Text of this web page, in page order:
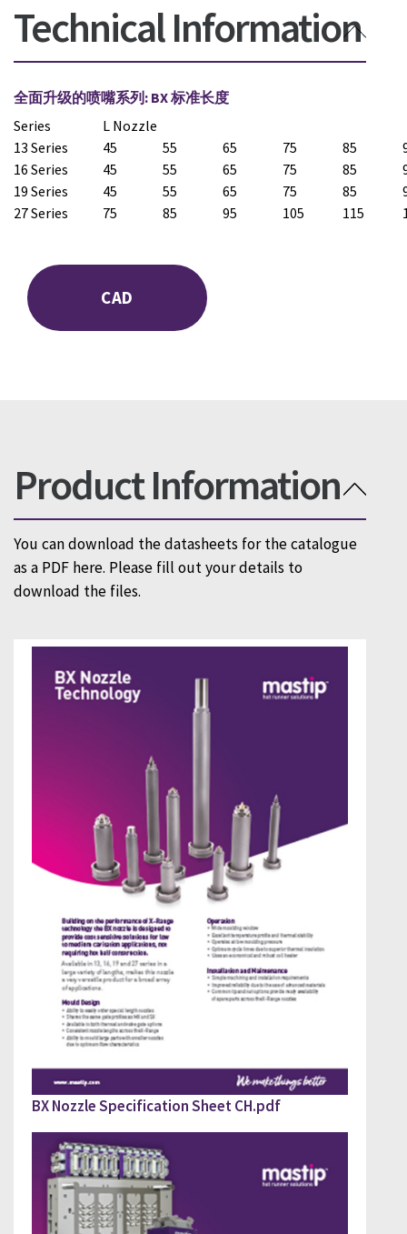
Technical Information
全面升级的喷嘴系列: BX 标准长度
Series
L Nozzle
13 Series
45 55 65 75 85
16 Series
45 55 65 75 85
19 Series
45 55 65 75 85
27 Series
75 85 95 105 115
CAD
Product Information
You can download the datasheets for the catalogue
as a PDF here. Please fill out your details to
download the files.
BX Nozzle Specification Sheet CH.pdf
PLEASE FILL OUT DOWNLOAD GUIDE